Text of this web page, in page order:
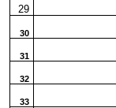
29
30
31
32
33